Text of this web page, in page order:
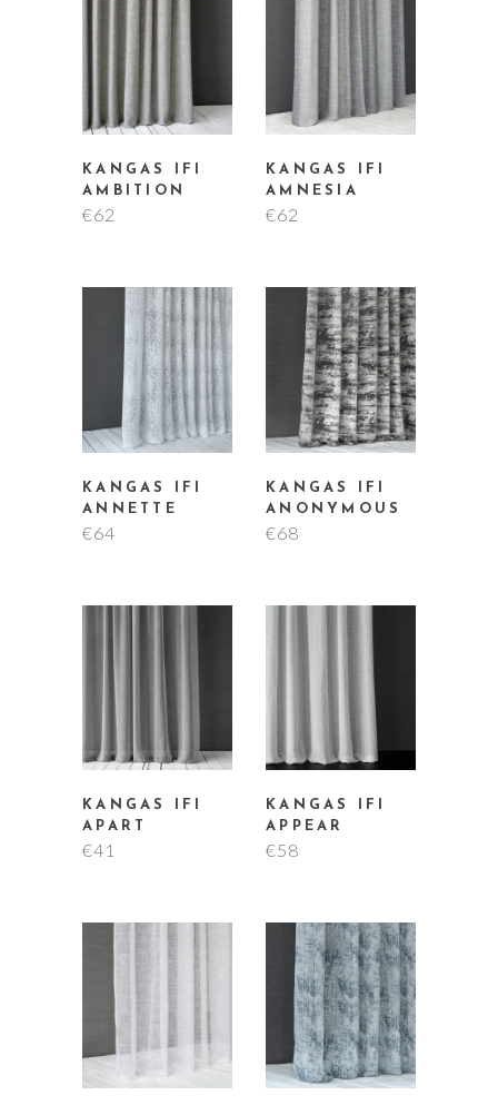
KANGAS IFI
AMBITION
€62
KANGAS IFI
AMNESIA
€62
KANGAS IFI
ANNETTE
€64
KANGAS IFI
ANONYMOUS
€68
KANGAS IFI
APART
€41
KANGAS IFI
APPEAR
€58